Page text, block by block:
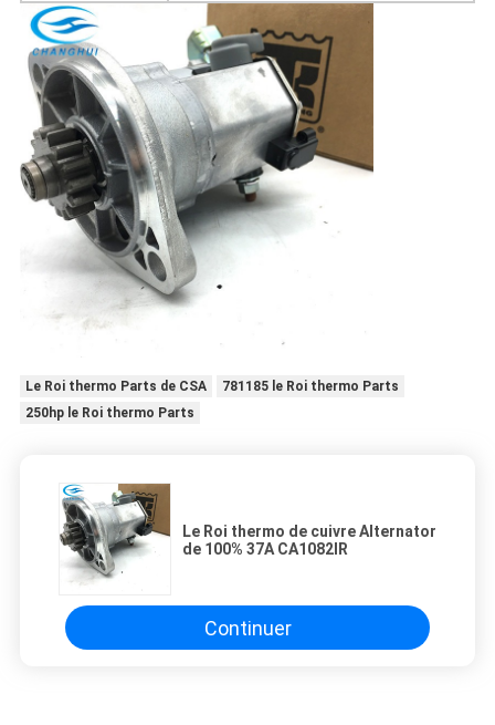
Le Roi thermo Parts de CSA
781185 le Roi thermo Parts
250hp le Roi thermo Parts
Le Roi thermo de cuivre Alternator
de 100% 37A CA1082IR
Continuer